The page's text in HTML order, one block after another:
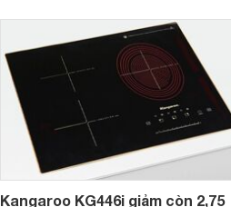
đơn vị phân phối với mức giá khá dễ
tiếp cận, thu hút sự quan tâm của
nhiều người tiêu dùng.
Kangaroo KG446i giảm còn 2,75